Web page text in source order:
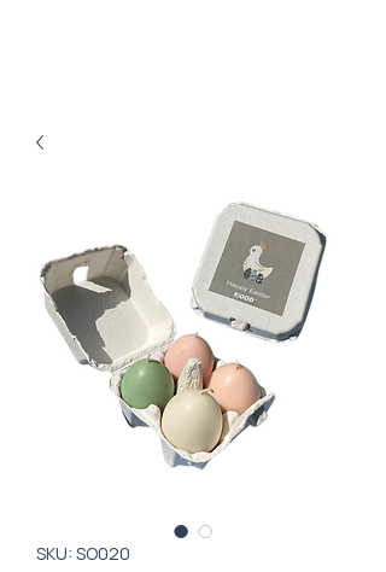
SKU: SO020